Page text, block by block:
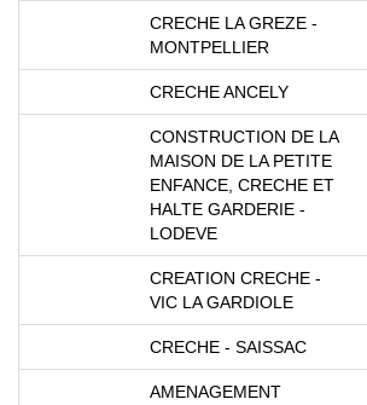
CRECHE LA GREZE -
MONTPELLIER
CRECHE ANCELY
CONSTRUCTION DE LA
MAISON DE LA PETITE
ENFANCE, CRECHE ET
HALTE GARDERIE -
LODEVE
CREATION CRECHE -
VIC LA GARDIOLE
CRECHE - SAISSAC
AMENAGEMENT